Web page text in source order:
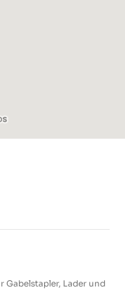
Lader und